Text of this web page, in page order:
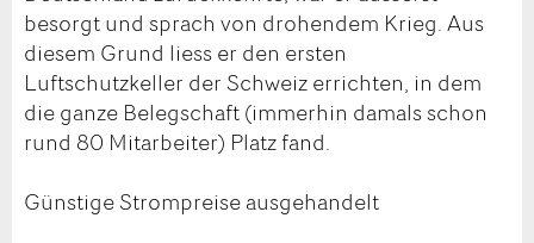
besorgt und sprach von drohendem Krieg. Aus
diesem Grund liess er den ersten
Luftschutzkeller der Schweiz errichten, in dem
die ganze Belegschaft (immerhin damals schon
rund 80 Mitarbeiter) Platz fand.
Günstige Strompreise ausgehandelt